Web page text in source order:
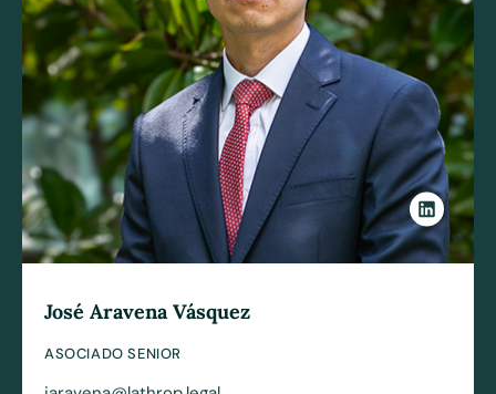
José Aravena Vásquez
ASOCIADO SENIOR